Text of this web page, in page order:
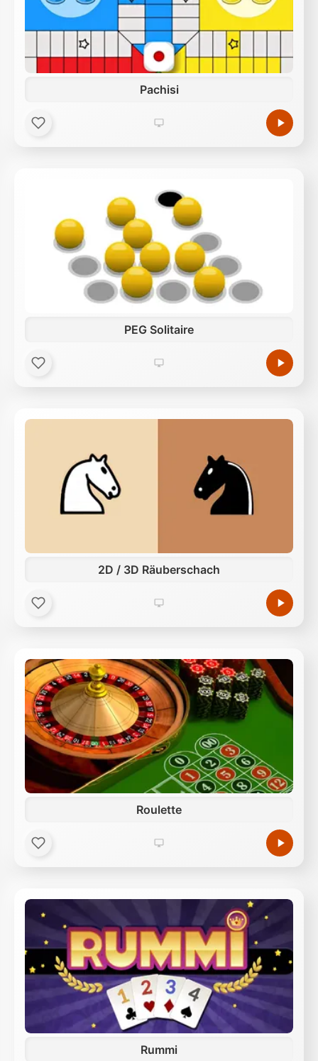
Pachisi
PEG Solitaire
2D / 3D Räuberschach
Roulette
Rummi